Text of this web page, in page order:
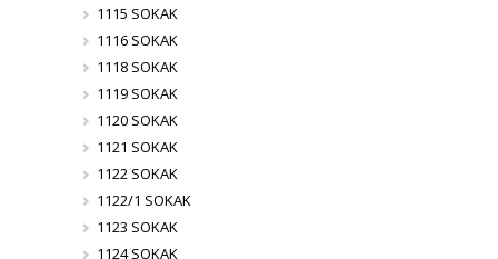
1115 SOKAK
1116 SOKAK
1118 SOKAK
1119 SOKAK
1120 SOKAK
1121 SOKAK
1122 SOKAK
1122/1 SOKAK
1123 SOKAK
1124 SOKAK